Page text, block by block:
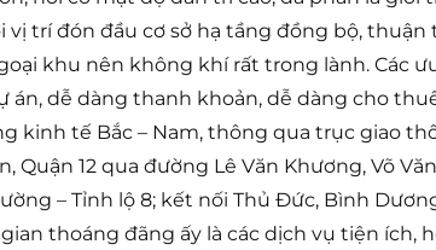
vị trí đón đầu cơ sở hạ tầng đồng bộ,
khu nên không khí rất trong lành. Các
dễ dàng thanh khoản, dễ dàng cho
kinh tế Bắc – Nam, thông qua trục giao
Quận 12 qua đường Lê Văn Khương, Võ
– Tỉnh lộ 8; kết nối Thủ Đức, Bình
thoáng đãng ấy là các dịch vụ tiện ích,